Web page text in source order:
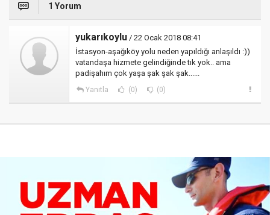
1 Yorum
yukarıkoylu / 22 Ocak 2018 08:41
İstasyon-aşağıköy yolu neden yapıldığı anlaşıldı :))
vatandaşa hizmete gelindiğinde tık yok.. ama
padişahım çok yaşa şak şak şak......
Yanıtla (0) (0)